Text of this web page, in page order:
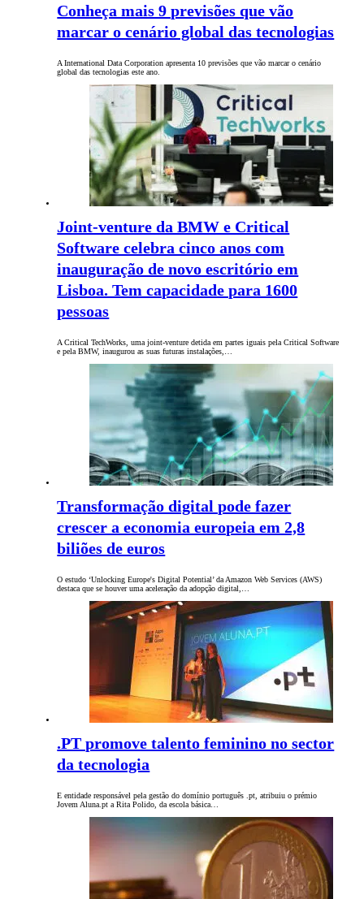
Conheça mais 9 previsões que vão
marcar o cenário global das tecnologias
A International Data Corporation apresenta 10 previsões que vão marcar o cenário
global das tecnologias este ano.
Joint-venture da BMW e Critical
Software celebra cinco anos com
inauguração de novo escritório em
Lisboa. Tem capacidade para 1600
pessoas
A Critical TechWorks, uma joint-venture detida em partes iguais pela Critical Software
e pela BMW, inaugurou as suas futuras instalações,…
Transformação digital pode fazer
crescer a economia europeia em 2,8
biliões de euros
O estudo ‘Unlocking Europe's Digital Potential’ da Amazon Web Services (AWS)
destaca que se houver uma aceleração da adopção digital,…
.PT promove talento feminino no sector
da tecnologia
E entidade responsável pela gestão do domínio português .pt, atribuiu o prémio
Jovem Aluna.pt a Rita Polido, da escola básica…